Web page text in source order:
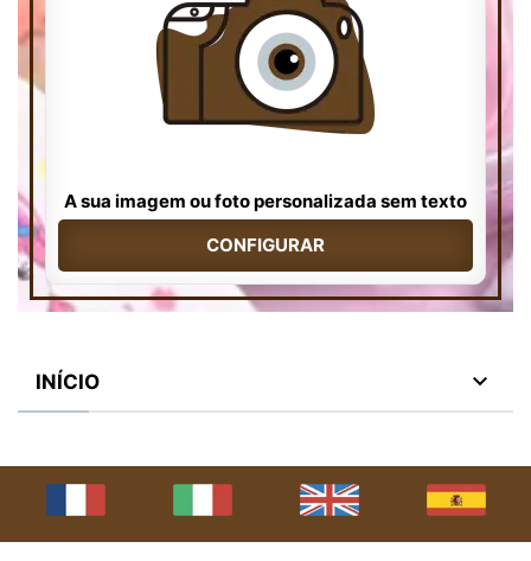
A sua imagem ou foto personalizada sem texto
CONFIGURAR
INÍCIO 